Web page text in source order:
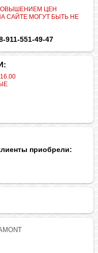
ЦЕН
САЙТЕ МОГУТ БЫТЬ НЕ
551-49-47
приобрели: